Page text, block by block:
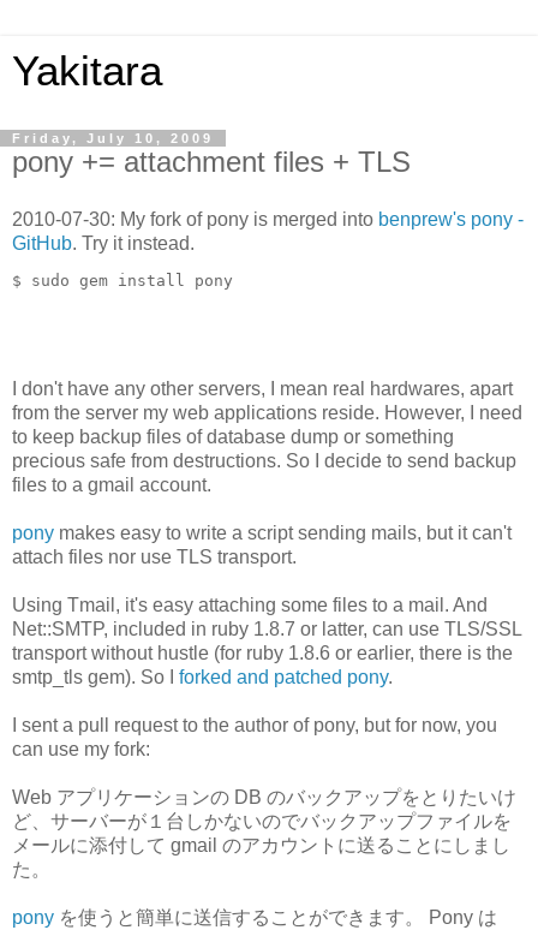
Yakitara
Friday, July 10, 2009
pony += attachment files + TLS
2010-07-30: My fork of pony is merged into benprew's pony -
GitHub. Try it instead.
$ sudo gem install pony
I don't have any other servers, I mean real hardwares, apart
from the server my web applications reside. However, I need
to keep backup files of database dump or something
precious safe from destructions. So I decide to send backup
files to a gmail account.
pony makes easy to write a script sending mails, but it can't
attach files nor use TLS transport.
Using Tmail, it's easy attaching some files to a mail. And
Net::SMTP, included in ruby 1.8.7 or latter, can use TLS/SSL
transport without hustle (for ruby 1.8.6 or earlier, there is the
smtp_tls gem). So I forked and patched pony.
I sent a pull request to the author of pony, but for now, you
can use my fork:
Web アプリケーションの DB のバックアップをとりたいけ
ど、サーバーが１台しかないのでバックアップファイルを
メールに添付して gmail のアカウントに送ることにしまし
た。
pony を使うと簡単に送信することができます。 Pony は